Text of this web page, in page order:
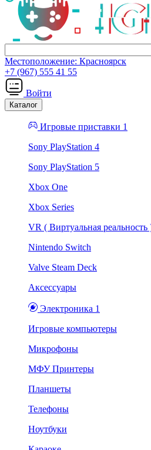
Местоположение: Красноярск
+7 (967) 555 41 55
Войти
Каталог
Игровые приставки 1
Sony PlayStation 4
Sony PlayStation 5
Xbox One
Xbox Series
VR ( Виртуальная реальность
Nintendo Switch
Valve Steam Deck
Аксессуары
Электроника 1
Игровые компьютеры
Микрофоны
МФУ Принтеры
Планшеты
Телефоны
Ноутбуки